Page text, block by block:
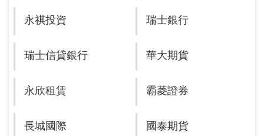
永祺投資 瑞士銀行
瑞士信貸銀行 華大期貨
永欣租賃 霸菱證券
長城國際 國泰期貨